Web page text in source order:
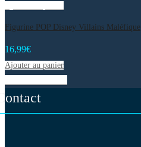
Figurine POP Disney Villains Maléfique
16,99€
Ajouter au panier